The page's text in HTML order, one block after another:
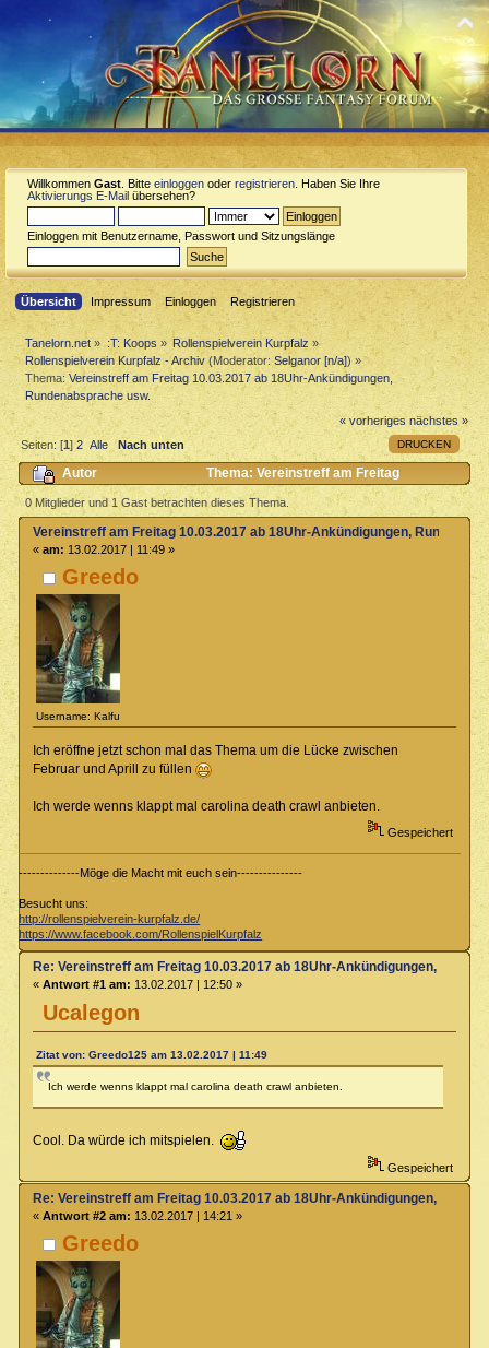
Willkommen Gast . Bitte einloggen oder registrieren . Haben Sie Ihre
Aktivierungs E-Mail übersehen?
Einloggen mit Benutzername, Passwort und Sitzungslänge
Übersicht Impressum Einloggen Registrieren
Tanelorn.net » :T: Koops » Rollenspielverein Kurpfalz »
Rollenspielverein Kurpfalz - Archiv (Moderator:Selganor [n/a]) »
Thema:Vereinstreff am Freitag 10.03.2017 ab 18Uhr-Ankündigungen,
Rundenabsprache usw.
« vorheriges nächstes »
DRUCKEN
Seiten: [1]2 Alle Nach unten
Autor
Thema: Vereinstreff am Freitag
10.03.2017 ab 18Uhr-Ankündigungen, Rundenabsprache usw.
(Gelesen 12888 mal)
0 Mitglieder und 1 Gast betrachten dieses Thema.
Greedo
Username: Kalfu
Vereinstreff am Freitag 10.03.2017 ab 18Uhr-Ankündigungen,
« am: 13.02.2017 | 11:49 »
Ich eröffne jetzt schon mal das Thema um die Lücke zwischen
Februar und Aprill zu füllen
Ich werde wenns klappt mal carolina death crawl anbieten.
Gespeichert
--------------Möge die Macht mit euch sein---------------
Besucht uns:
http://rollenspielverein-kurpfalz.de/
https://www.facebook.com/RollenspielKurpfalz
Ucalegon
Re: Vereinstreff am Freitag 10.03.2017 ab 18Uhr-Ankündigungen,
« Antwort #1 am: 13.02.2017 | 12:50 »
Zitat von: Greedo125 am 13.02.2017 | 11:49
Ich werde wenns klappt mal carolina death crawl anbieten.
Cool. Da würde ich mitspielen.
Gespeichert
Greedo
Re: Vereinstreff am Freitag 10.03.2017 ab 18Uhr-Ankündigungen,
« Antwort #2 am: 13.02.2017 | 14:21 »